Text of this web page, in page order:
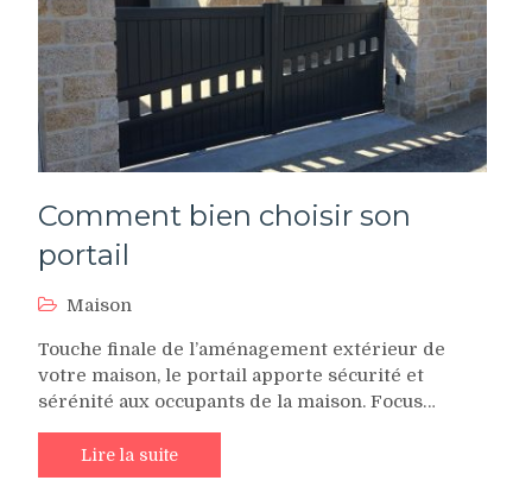
Comment bien choisir son
portail
Maison
Touche finale de l’aménagement extérieur de
votre maison, le portail apporte sécurité et
sérénité aux occupants de la maison. Focus…
Lire la suite